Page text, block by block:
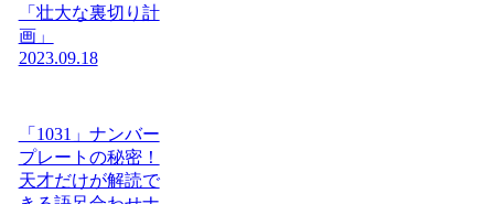
「壮大な裏切り計
画」
2023.09.18
「1031」ナンバー
プレートの秘密！
天才だけが解読で